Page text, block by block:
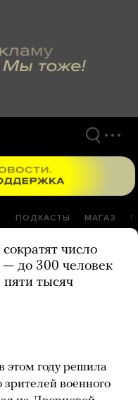
ПОДКАСТЫ МАГАЗ
число
до 300 человек
тысяч
этом году решила
зрителей военного